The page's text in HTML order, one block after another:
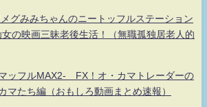
グみみちゃんのニートッフルステーション
の映画三昧老後生活！（無職孤独居老人的
ッフルMAX2- FX！オ・カマトレーダーの
たち編（おもしろ動画まとめ速報）